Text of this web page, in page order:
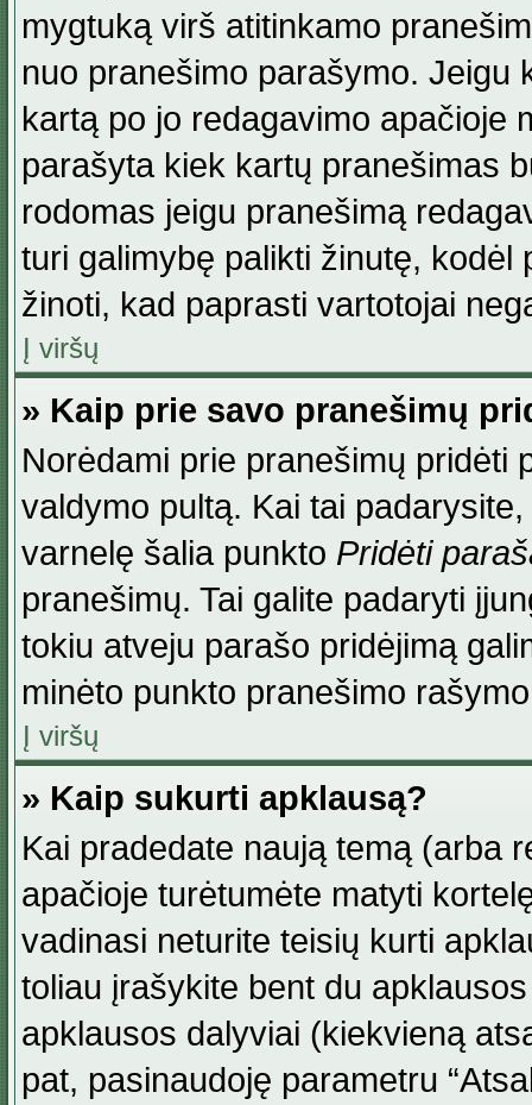
mygtuką virš atitinkamo
nuo pranešimo parašymo. Jeigu
kartą po jo redagavimo apačioje
parašyta kiek kartų pranešimas
rodomas jeigu pranešimą
turi galimybę palikti žinutę, kodėl
žinoti, kad paprasti vartotojai
Į viršų
» Kaip prie savo pranešimų
Norėdami prie pranešimų pridėti
valdymo pultą. Kai tai
varnelę šalia punkto Pridėti
pranešimų. Tai galite padaryti
tokiu atveju parašo pridėjimą
minėto punkto pranešimo
Į viršų
» Kaip sukurti apklausą?
Kai pradedate naują temą (arba
apačioje turėtumėte matyti
vadinasi neturite teisių kurti
toliau įrašykite bent du
apklausos dalyviai (kiekvieną
pat, pasinaudoję parametru